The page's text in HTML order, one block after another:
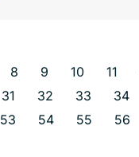
8 9 10 11
31 32 33 34
53 54 55 56